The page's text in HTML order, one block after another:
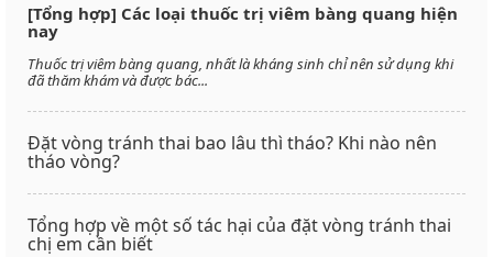
[Tổng hợp] Các loại thuốc trị viêm bàng quang hiện
nay
Thuốc trị viêm bàng quang, nhất là kháng sinh chỉ nên sử dụng khi
đã thăm khám và được bác...
Đặt vòng tránh thai bao lâu thì tháo? Khi nào nên
tháo vòng?
Tổng hợp về một số tác hại của đặt vòng tránh thai
chị em cần biết